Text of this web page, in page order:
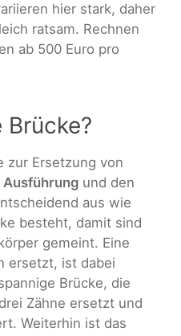
hier stark, daher
ratsam. Rechnen
ab 500 Euro pro
zur Ersetzung von
Ausführung und den
aus wie
besteht, damit sind
gemeint. Eine
ersetzt, ist dabei
Brücke, die
Zähne ersetzt und
Weiterhin ist das